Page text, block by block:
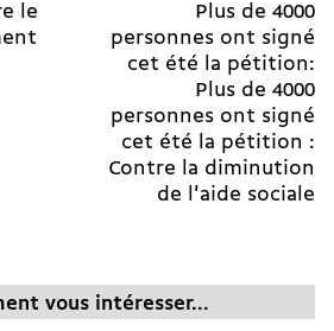
le
Plus de 4000
personnes ont signé
cet été la pétition:
Plus de 4000
personnes ont signé
cet été la pétition :
Contre la diminution
de l'aide sociale
vous intéresser...